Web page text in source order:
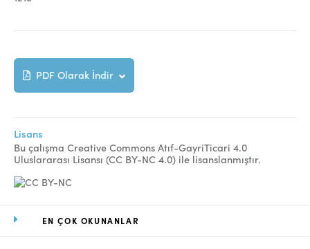
EN ÇOK OKUNANLAR
PDF Olarak İndir
Lisans
Bu çalışma Creative Commons Atıf-GayriTicari 4.0
Uluslararası Lisansı (CC BY-NC 4.0) ile lisanslanmıştır.